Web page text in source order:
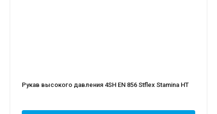
Рукав высокого давления 4SH EN 856 Stflex Stamina HT